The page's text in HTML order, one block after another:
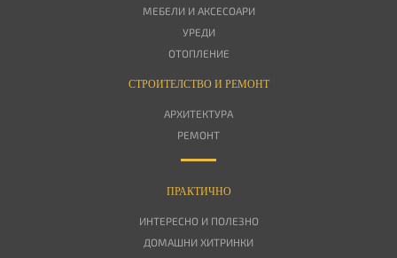
МЕБЕЛИ И АКСЕСОАРИ
УРЕДИ
ОТОПЛЕНИЕ
СТРОИТЕЛСТВО И РЕМОНТ
АРХИТЕКТУРА
РЕМОНТ
ПРАКТИЧНО
ИНТЕРЕСНО И ПОЛЕЗНО
ДОМАШНИ ХИТРИНКИ